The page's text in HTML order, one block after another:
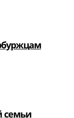
семьи